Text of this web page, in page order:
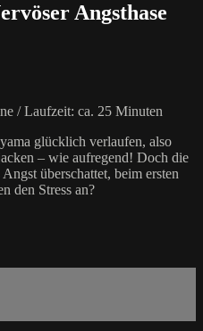
Angsthase
/ Laufzeit: ca. 25 Minuten
glücklich verlaufen, also
– wie aufregend! Doch die
überschattet, beim ersten
den Stress an?